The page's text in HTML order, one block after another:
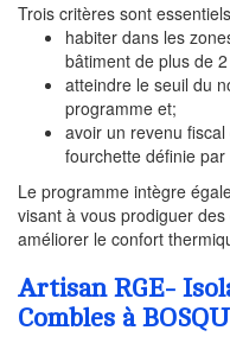
Trois critères sont
habiter dans les
bâtiment de plus de
atteindre le seuil du
programme et;
avoir un revenu
fourchette définie par
Le programme intègre
visant à vous prodiguer
améliorer le confort
Artisan RGE-
Combles à